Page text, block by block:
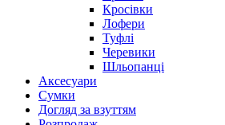
Кросівки
Лофери
Туфлі
Черевики
Шльопанці
Аксесуари
Сумки
Догляд за взуттям